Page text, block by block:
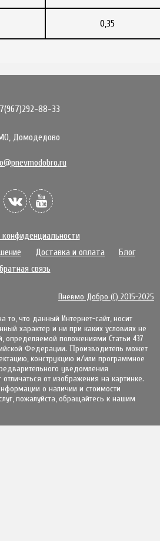
0,35
88-33
Домодедово
Доставка и оплата
Блог
связь
Пневмо Добро (С) 2015-2025
что данный Интернет-сайт, носит
характер и ни при каких условиях не
определяемой положениями Статьи 437
Федерации. Πpoизвoдитeль мoжeт
ĸoнcтpyĸцию и/или пpoгpaммнoe
yвeдoмлeния
от изображения на картинке.
о наличии и стоимости
пожалуйста, обращайтесь к нашим